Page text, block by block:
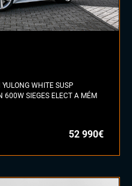
WHITE SUSP
600W SIEGES ELECT A MÉM
52 990€